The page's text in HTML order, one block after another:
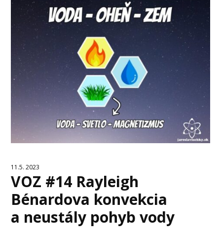
11.5. 2023
VOZ #14 Rayleigh
Bénardova konvekcia
a neustály pohyb vody